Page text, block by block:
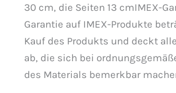
30 cm, die Seiten 13 cmIMEX-
Garantie auf IMEX-Produkte
Kauf des Produkts und deckt
ab, die sich bei
des Materials bemerkbar